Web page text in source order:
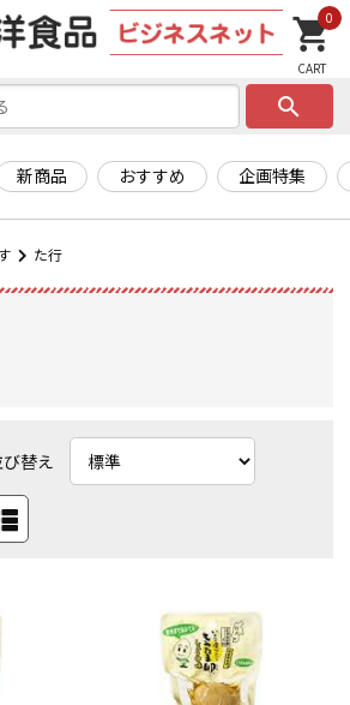
search
新商品 おすすめ 企画特集
0
た行
び替え